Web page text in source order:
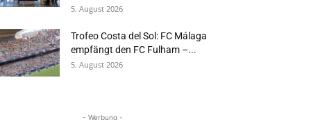
5. August 2026
Trofeo Costa del Sol: FC Málaga
empfängt den FC Fulham –...
5. August 2026
- Werbung -